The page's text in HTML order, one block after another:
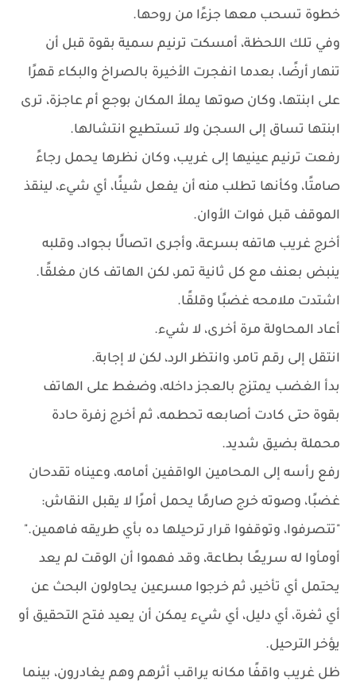
خطوة تسحب معها جزءًا من روحها.
وفي تلك اللحظة، أمسكت ترنيم سمية بقوة قبل أن
تنهار أرضًا، بعدما انفجرت الأخيرة بالصراخ والبكاء قهرًا
على ابنتها، وكان صوتها يملأ المكان بوجع أم عاجزة، ترى
ابنتها تساق إلى السجن ولا تستطيع انتشالها.
رفعت ترنيم عينيها إلى غريب، وكان نظرها يحمل رجاءً
صامتًا، وكأنها تطلب منه أن يفعل شيئًا، أي شيء، لينقذ
الموقف قبل فوات الأوان.
أخرج غريب هاتفه بسرعة، وأجرى اتصالًا بجواد، وقلبه
ينبض بعنف مع كل ثانية تمر، لكن الهاتف كان مغلقًا.
اشتدت ملامحه غضبًا وقلقًا.
أعاد المحاولة مرة أخرى، لا شيء.
انتقل إلى رقم تامر، وانتظر الرد، لكن لا إجابة.
بدأ الغضب يمتزج بالعجز داخله، وضغط على الهاتف
بقوة حتى كادت أصابعه تحطمه، ثم أخرج زفرة حادة
محملة بضيق شديد.
رفع رأسه إلى المحامين الواقفين أمامه، وعيناه تقدحان
غضبًا، وصوته خرج صارمًا يحمل أمرًا لا يقبل النقاش:
"تتصرفوا، وتوقفوا قرار ترحيلها ده بأي طريقه فاهمين."
أومأوا له سريعًا بطاعة، وقد فهموا أن الوقت لم يعد
يحتمل أي تأخير، ثم خرجوا مسرعين يحاولون البحث عن
أي ثغرة، أي دليل، أي شيء يمكن أن يعيد فتح التحقيق أو
يؤخر الترحيل.
ظل غريب واقفًا مكانه يراقب أثرهم وهم يغادرون، بينما